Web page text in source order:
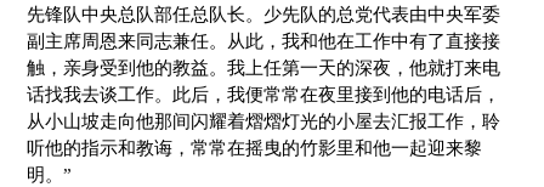
先锋队中央总队部任总队长。少先队的总党代表由中央军委
副主席周恩来同志兼任。从此，我和他在工作中有了直接接
触，亲身受到他的教益。我上任第一天的深夜，他就打来电
话找我去谈工作。此后，我便常常在夜里接到他的电话后，
从小山坡走向他那间闪耀着熠熠灯光的小屋去汇报工作，聆
听他的指示和教诲，常常在摇曳的竹影里和他一起迎来黎
明。”